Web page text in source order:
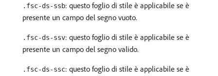
.fsc-ds-ssb: questo foglio di stile è applicabile se è
presente un campo del segno vuoto.
.fsc-ds-ssv: questo foglio di stile è applicabile se è
presente un campo del segno valido.
.fsc-ds-ssc: questo foglio di stile è applicabile se è